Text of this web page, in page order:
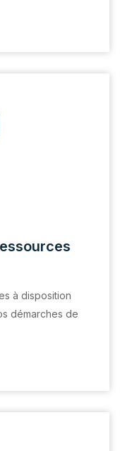
à disposition
démarches de